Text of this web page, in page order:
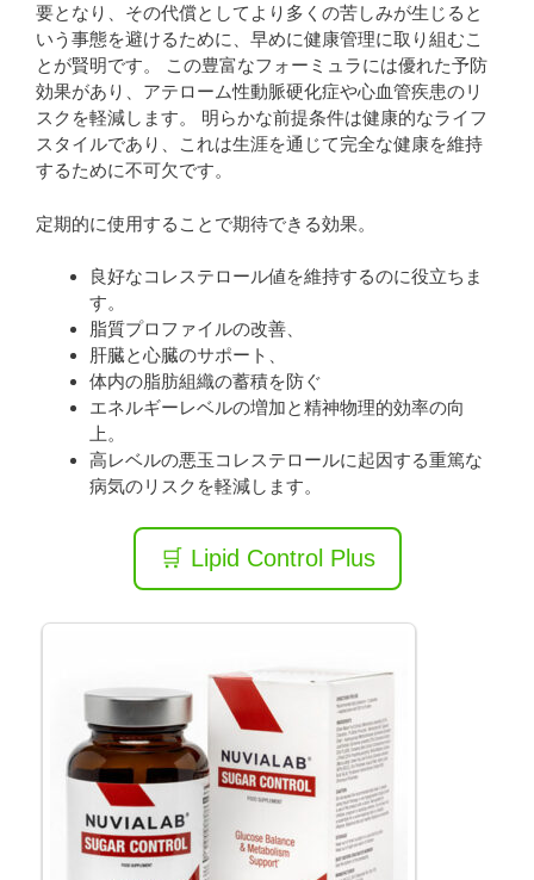
要となり、その代償としてより多くの苦しみが生じると
いう事態を避けるために、早めに健康管理に取り組むこ
とが賢明です。 この豊富なフォーミュラには優れた予防
効果があり、アテローム性動脈硬化症や心血管疾患のリ
スクを軽減します。 明らかな前提条件は健康的なライフ
スタイルであり、これは生涯を通じて完全な健康を維持
するために不可欠です。
定期的に使用することで期待できる効果。
良好なコレステロール値を維持するのに役立ちま
す。
脂質プロファイルの改善、
肝臓と心臓のサポート、
体内の脂肪組織の蓄積を防ぐ
エネルギーレベルの増加と精神物理的効率の向
上。
高レベルの悪玉コレステロールに起因する重篤な
病気のリスクを軽減します。
🛒 Lipid Control Plus